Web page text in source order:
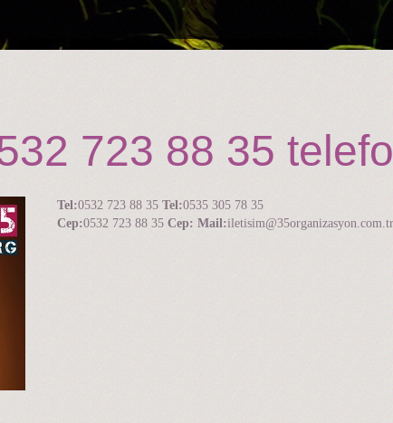
723 88 35
Tel:0532 723 88 35Tel:0535 305 78 35
Cep:0532 723 88 35Cep: Mail:iletisim@35organizasyon.com.tr